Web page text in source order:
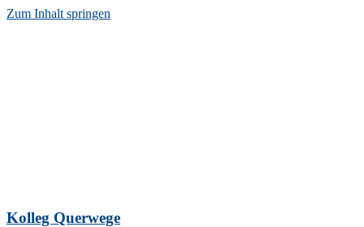
Zum Inhalt springen
Kolleg Querwege